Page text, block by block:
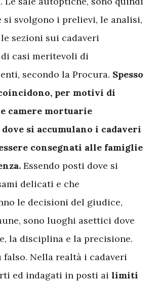
si svolgono i prelievi, le analisi,
sezioni sui cadaveri
casi meritevoli di
secondo la Procura. Spesso
per motivi di
camere mortuarie
si accumulano i cadaveri
consegnati alle famiglie
Essendo posti dove si
delicati e che
le decisioni del giudice,
sono luoghi asettici dove
la disciplina e la precisione.
Nella realtà i cadaveri
ed indagati in posti ai limiti